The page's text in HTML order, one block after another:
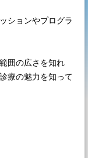
ションやプログラ
囲の広さを知れ
療の魅力を知って